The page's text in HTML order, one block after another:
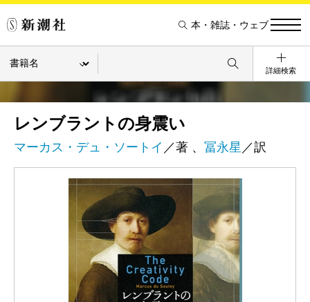
本・雑誌・ウェブ
詳細検索
レンブラントの身震い
マーカス・デュ・ソートイ ／著 、 冨永星 ／訳